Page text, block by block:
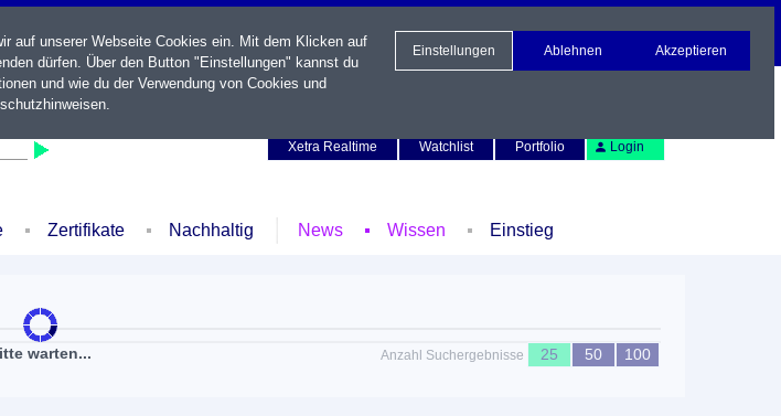
Xetra Realtime
Watchlist Portfolio Login
Zertifikate Nachhaltig News Wissen Einstieg
warten... Anzahl Suchergebnisse 25 50 100
auf unserer Webseite Cookies ein. Mit dem Klicken auf
dürfen. Über den Button "Einstellungen" kannst du
und wie du der Verwendung von Cookies und
.
Einstellungen Ablehnen Akzeptieren